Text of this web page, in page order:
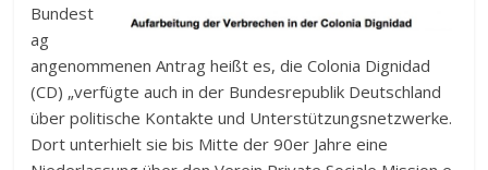
Bundest
ag
angenommenen Antrag heißt es, die Colonia Dignidad
(CD) „verfügte auch in der Bundesrepublik Deutschland
über politische Kontakte und Unterstützungsnetzwerke.
Dort unterhielt sie bis Mitte der 90er Jahre eine